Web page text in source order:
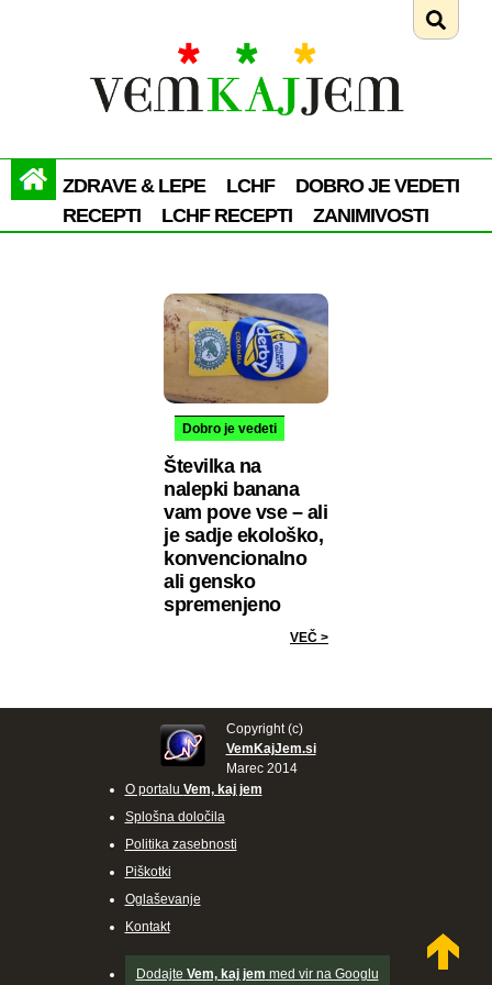
ZDRAVE & LEPE LCHF
DOBRO JE VEDETI
RECEPTI
LCHF RECEPTI ZANIMIVOSTI
Dobro je vedeti
Številka na
nalepki banana
vam pove vse – ali
je sadje ekološko,
konvencionalno
ali gensko
spremenjeno
VEČ >
Copyright (c)
VemKajJem.si
Marec 2014
O portalu Vem, kaj jem
Splošna določila
Politika zasebnosti
Piškotki
Oglaševanje
Kontakt
Dodajte Vem, kaj jem med vir na Googlu